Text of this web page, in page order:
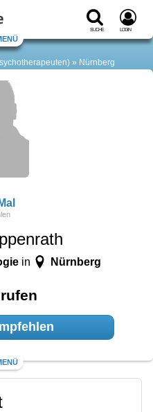
Suche Login
Nürnberg
in Nürnberg